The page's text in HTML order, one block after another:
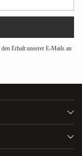
Erhalt unserer E-Mails an